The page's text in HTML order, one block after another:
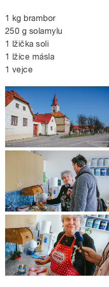
1 kg brambor
250 g solamylu
1 lžička soli
1 lžíce másla
1 vejce